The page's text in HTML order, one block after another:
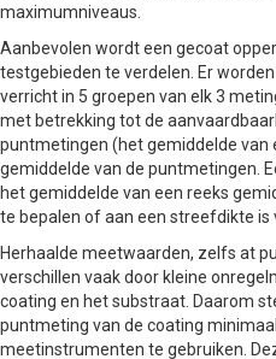
maximumniveaus.
Aanbevolen wordt een gecoat
testgebieden te verdelen. Er
verricht in 5 groepen van elk 3
met betrekking tot de
puntmetingen (het gemiddelde van
gemiddelde van de puntmetingen.
het gemiddelde van een reeks
te bepalen of aan een streefdikte is
Herhaalde meetwaarden, zelfs at
verschillen vaak door kleine
coating en het substraat. Daarom
puntmeting van de coating
meetinstrumenten te gebruiken.